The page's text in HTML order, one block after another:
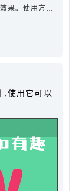
果。使用方
,使用它可以